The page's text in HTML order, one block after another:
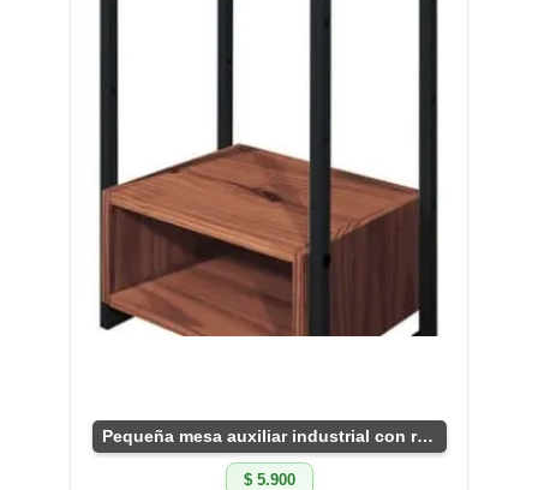
Pequeña mesa auxiliar industrial con repisa.
$ 5.900